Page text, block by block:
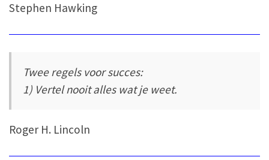
Stephen Hawking
Twee regels voor succes:
1) Vertel nooit alles wat je weet.
Roger H. Lincoln